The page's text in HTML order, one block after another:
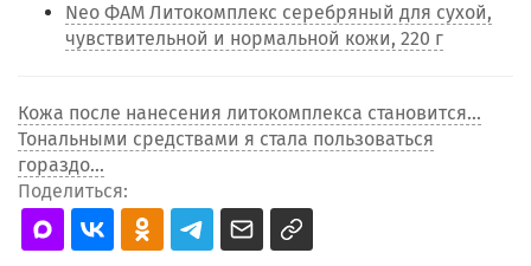
Neo ФАМ Литокомплекс серебряный для сухой,
чувствительной и нормальной кожи, 220 г
Кожа после нанесения литокомплекса становится...
Тональными средствами я стала пользоваться
гораздо...
Поделиться: